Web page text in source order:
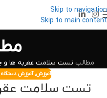
Skip to navigation
Skip to main content
مطالب تست سلامت عقربه ها و چراغ
آموزش,آموزش
تست سلامت